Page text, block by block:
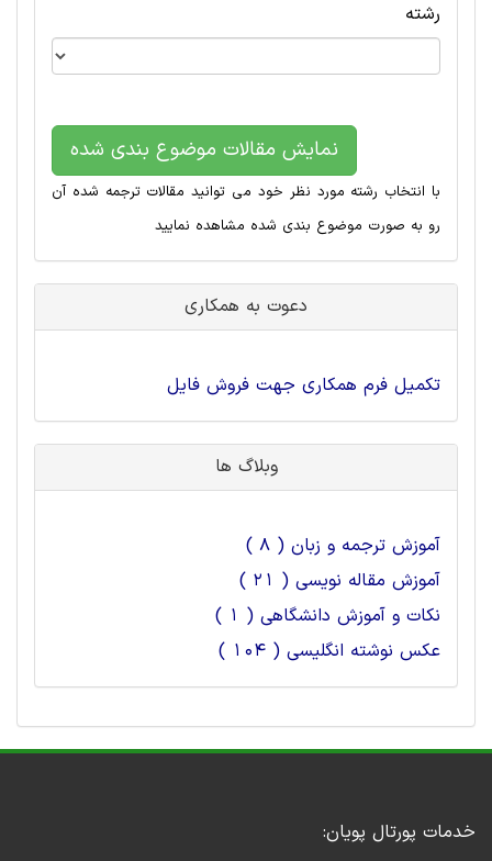
رشته
نمایش مقالات موضوع بندی شده
با انتخاب رشته مورد نظر خود می توانید مقالات ترجمه شده آن
رو به صورت موضوع بندی شده مشاهده نمایید
دعوت به همکاری
تکمیل فرم همکاری جهت فروش فایل
وبلاگ ها
آموزش ترجمه و زبان ( 8 )
آموزش مقاله نویسی ( 21 )
نکات و آموزش دانشگاهی ( 1 )
عکس نوشته انگلیسی ( 104 )
خدمات پورتال پویان: